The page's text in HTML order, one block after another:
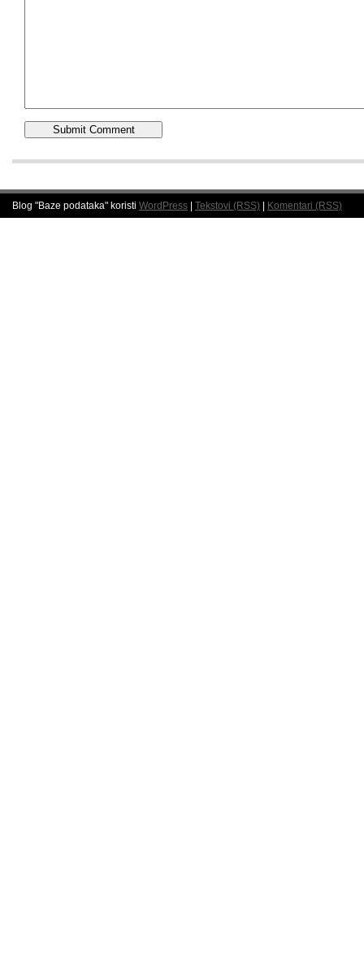
Blog "Baze podataka" koristi WordPress Tekstovi (RSS) Komentari (RSS)